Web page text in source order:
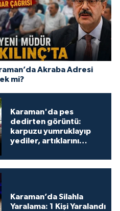
Akraba Adresi
mi?
Karaman'da pes
dedirten görüntü:
karpuzu yumruklayıp
yediler, artıklarını
Karaman’da Silahla
Yaralama: 1 Kişi Yaralandı